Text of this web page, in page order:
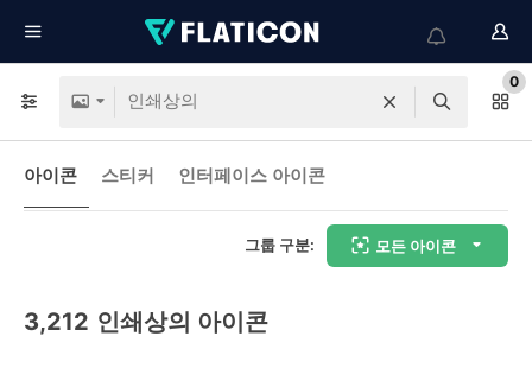
0
아이콘 스티커 인터페이스 아이콘
그룹 구분: 모든 아이콘
3,212 인쇄상의 아이콘